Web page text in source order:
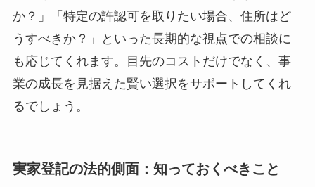
か？」「特定の許認可を取りたい場合、住所はど
うすべきか？」といった長期的な視点での相談に
も応じてくれます。目先のコストだけでなく、事
業の成長を見据えた賢い選択をサポートしてくれ
るでしょう。
実家登記の法的側面：知っておくべきこと